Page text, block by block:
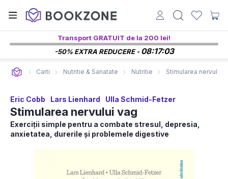
Transport GRATUIT de la 200 lei!
-50% EXTRA REDUCERE -08:17:02
Carti Nutritie & Sanatate Nutritie Stimularea nervului
Eric Cobb Lars Lienhard Ulla Schmid-Fetzer
Stimularea nervului vag
Exerciții simple pentru a combate stresul, depresia,
anxietatea, durerile și problemele digestive